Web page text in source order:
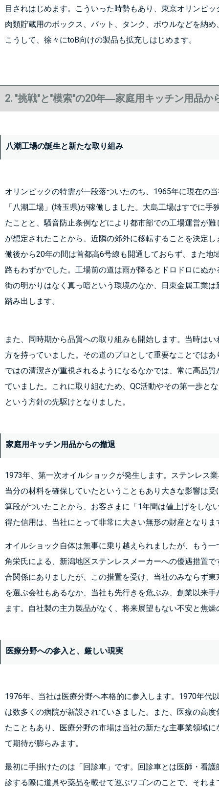
目されはじめます。こういった時勢もあり、東京オリンピ
肉類貯蔵用のボックス、バット、タンク、ボウルなどを納
こうして、徐々にtoB向けの製品も拡充しはじめます。
2. "挑戦"と"模索"の20年―家庭用キッチン用品か
八潮工場の誕生と新たな取り組み
オリンピックの特需が一段落ついたのち、1965年に現在の
「八潮工場」(埼玉県)が稼働しました。大島工場はすでに手
たことと、騒音防止条例などにより都市部での工場運営が難
が想定されたことから、近隣の郊外に移転することを決定し
働後から20年の間は首都高6号線も開通しておらず、また地
路もわずかでした。工場前の道は雨が降るとドロドロにぬか
街の明かりはなく真っ暗という環境のなか、日東金属工業は
踏み出します。
また、同時期から品質への取り組みも開始します。当時は
方を持っていました。その道のプロとして重要なことでは
ではの清潔さが重視されるようになるなかでは、常に高品
ていました。これに取り組むため、QC活動やその第一歩と
という方針の先駆けとなりました。
家庭用キッチン用品からの撤退
1973年、第一次オイルショックが発生します。ステンレス
当分の材料を確保していたということもあり大きな影響は
算段がついたことから、お客さまに「1年間は値上げをし
得た信用は、当社にとって非常に大きい無形の財産となりま
オイルショック自体は無事に乗り越えられましたが、もう
角栄氏による、新潟地区ステンレスメーカーへの優遇措置
合関係にありましたが、この措置を受け、当社のみならず
を選ぶ会社もあるなか、当社も先行きを危ぶみ、創業以来手
ます。自社製の主力製品がなく、将来展望もない不安と焦
医療分野への参入と、厳しい現実
1976年、当社は医療分野へ本格的に参入します。1970年代
は数多くの病院が新設されていきました。また、医療の高度
たこともあり、医療分野の市場は当社の新たな主事業領域に
て期待が膨らみます。
最初に手掛けたのは「回診車」です。回診車とは医師・看護
診する際に道具や薬品を載せて運ぶワゴンのことで、それま